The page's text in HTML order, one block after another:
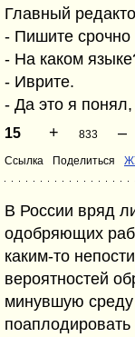
Главный
- Пишите срочно
- На каком
- Иврите.
- Да это я
15 + 833 –
Ссылка Поделиться
В России вряд
одобряющих
каким-то
вероятностей
минувшую
поаплодировать